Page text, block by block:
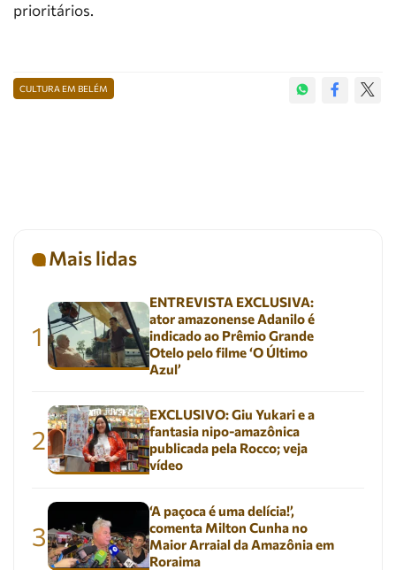
prioritários.
CULTURA EM BELÉM
Mais lidas
1
ENTREVISTA EXCLUSIVA:
ator amazonense Adanilo é
indicado ao Prêmio Grande
Otelo pelo filme ‘O Último
Azul’
2
EXCLUSIVO: Giu Yukari e a
fantasia nipo-amazônica
publicada pela Rocco; veja
vídeo
3
‘A paçoca é uma delícia!’,
comenta Milton Cunha no
Maior Arraial da Amazônia em
Roraima